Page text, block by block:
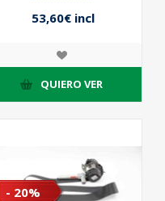
53,60€ incl
impuestos
QUIERO VER
- 20%